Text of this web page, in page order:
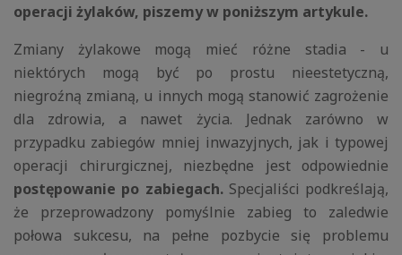
operacji żylaków, piszemy w poniższym artykule.
Zmiany żylakowe mogą mieć różne stadia - u
niektórych mogą być po prostu nieestetyczną,
niegroźną zmianą, u innych mogą stanowić zagrożenie
dla zdrowia, a nawet życia. Jednak zarówno w
przypadku zabiegów mniej inwazyjnych, jak i typowej
operacji chirurgicznej, niezbędne jest odpowiednie
postępowanie po zabiegach.Specjaliści podkreślają,
że przeprowadzony pomyślnie zabieg to zaledwie
połowa sukcesu, na pełne pozbycie się problemu